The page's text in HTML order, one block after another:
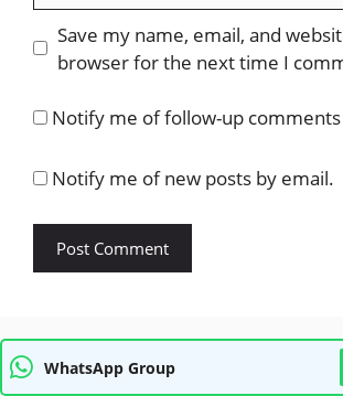
Save my name, email, and
browser for the next time I
Notify me of follow-up
Notify me of new posts by email.
WhatsApp Group